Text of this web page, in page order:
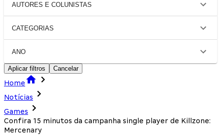
AUTORES E COLUNISTAS
CATEGORIAS
ANO
Aplicar filtros Cancelar
Home
Notícias
Games
Confira 15 minutos da campanha single player de Killzone:
Mercenary